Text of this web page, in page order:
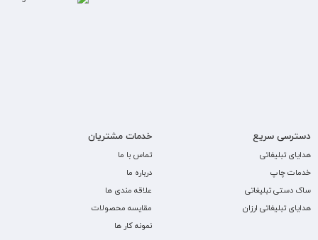
دسترسی سریع
هدایای تبلیغاتی
خدمات چاپ
ساک دستی تبلیغاتی
هدایای تبلیغاتی ارزان
خدمات مشتریان
تماس با ما
درباره ما
علاقه مندی ها
مقایسه محصولات
نمونه کار ها